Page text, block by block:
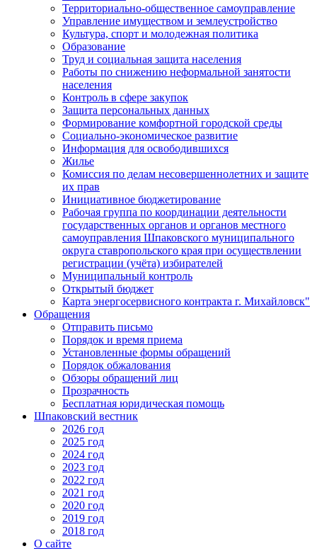
Территориально-общественное самоуправление
Управление имуществом и землеустройство
Культура, спорт и молодежная политика
Образование
Труд и социальная защита населения
Работы по снижению неформальной занятости
населения
Контроль в сфере закупок
Защита персональных данных
Формирование комфортной городской среды
Социально-экономическое развитие
Информация для освободившихся
Жилье
Комиссия по делам несовершеннолетних и защите
их прав
Инициативное бюджетирование
Рабочая группа по координации деятельности
государственных органов и органов местного
самоуправления Шпаковского муниципального
округа ставропольского края при осуществлении
регистрации (учёта) избирателей
Муниципальный контроль
Открытый бюджет
Карта энергосервисного контракта г. Михайловск"
Обращения
Отправить письмо
Порядок и время приема
Установленные формы обращений
Порядок обжалования
Обзоры обращений лиц
Прозрачность
Бесплатная юридическая помощь
Шпаковский вестник
2026 год
2025 год
2024 год
2023 год
2022 год
2021 год
2020 год
2019 год
2018 год
О сайте